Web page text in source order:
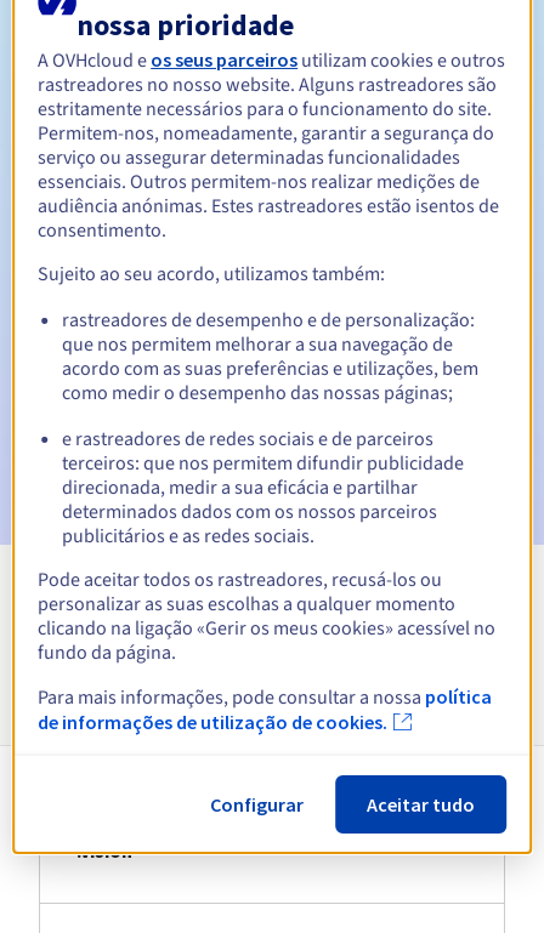
Período de renovação Entre 1 e 10 anos
Período de redenção 30 dias
Notificações automáticas:
60, 30, 15, 7 e 3 dias antes da data de
expiração
E-mail no dia da expiraçãopara notificar a suspensão do
nome de domínio
E-mail após o Redemption Grace Periodpara notificar a
eliminação do nome de domínio
Ver todas as extensões
Informações sobre .vision
Registo do seu nome de domínio
.vision
nossa prioridade
A OVHcloud e os seus parceiros utilizam cookies e outros
rastreadores no nosso website. Alguns rastreadores são
estritamente necessários para o funcionamento do site.
Permitem-nos, nomeadamente, garantir a segurança do
serviço ou assegurar determinadas funcionalidades
essenciais. Outros permitem-nos realizar medições de
audiência anónimas. Estes rastreadores estão isentos de
consentimento.
Sujeito ao seu acordo, utilizamos também:
rastreadores de desempenho e de personalização:
que nos permitem melhorar a sua navegação de
acordo com as suas preferências e utilizações, bem
como medir o desempenho das nossas páginas;
e rastreadores de redes sociais e de parceiros
terceiros: que nos permitem difundir publicidade
direcionada, medir a sua eficácia e partilhar
determinados dados com os nossos parceiros
publicitários e as redes sociais.
Pode aceitar todos os rastreadores, recusá-los ou
personalizar as suas escolhas a qualquer momento
clicando na ligação «Gerir os meus cookies» acessível no
fundo da página.
Para mais informações, pode consultar a nossa política
de informações de utilização de cookies.
Configurar Aceitar tudo